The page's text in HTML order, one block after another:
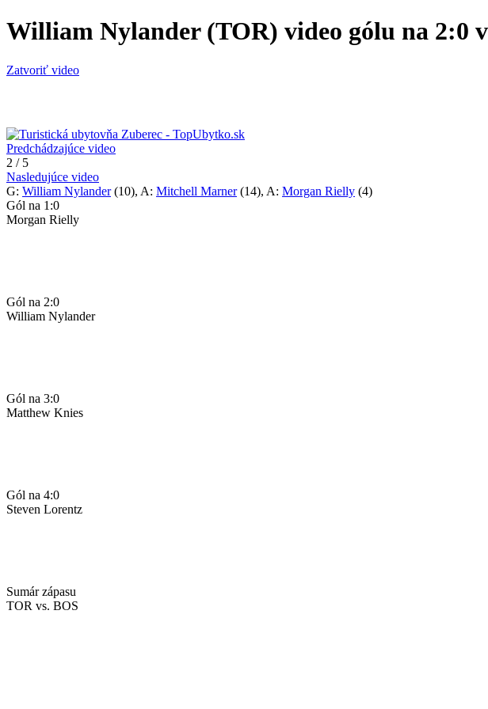
William Nylander (TOR) video gólu na 2:0 v
Zatvoriť video
Predchádzajúce video
2 / 5
Nasledujúce video
G: William Nylander(10), A: Mitchell Marner(14), A: Morgan Rielly (4)
Gól na 1:0
Morgan Rielly
Gól na 2:0
William Nylander
Gól na 3:0
Matthew Knies
Gól na 4:0
Steven Lorentz
Sumár zápasu
TOR vs. BOS